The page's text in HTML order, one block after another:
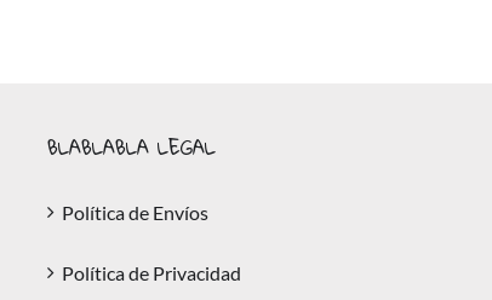
BLABLABLA LEGAL
Política de Envíos
Política de Privacidad